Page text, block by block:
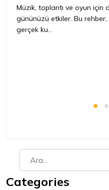
Müzik, toplantı ve oyun için
gününüzü etkiler. Bu
gerçek ku...
Categories